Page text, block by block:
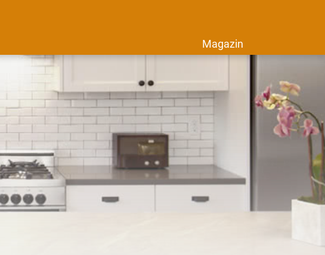
Magazin